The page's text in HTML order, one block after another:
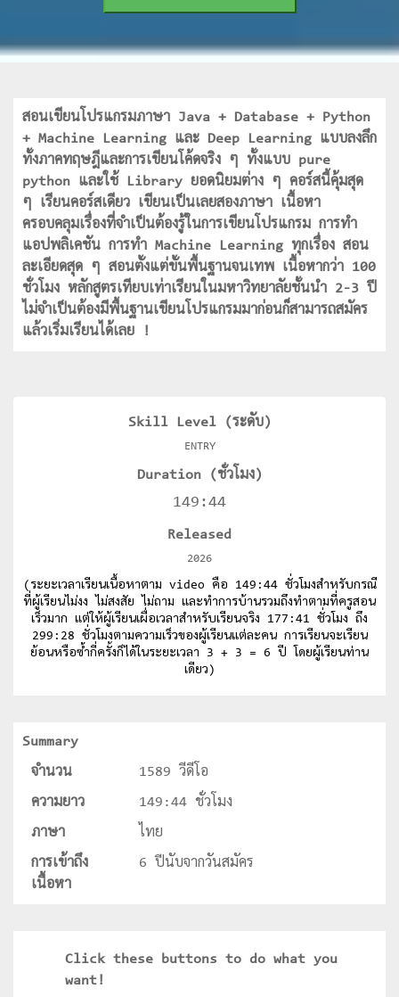
สอนเขียนโปรแกรมภาษา Java + Database + Python
+ Machine Learning และ Deep Learning แบบลงลึก
ทั้งภาคทฤษฎีและการเขียนโค้ดจริง ๆ ทั้งแบบ pure
python และใช้ Library ยอดนิยมต่าง ๆ คอร์สนี้คุ้มสุด
ๆ เรียนคอร์สเดียว เขียนเป็นเลยสองภาษา เนื้อหา
ครอบคลุมเรื่องที่จำเป็นต้องรู้ในการเขียนโปรแกรม การทำ
แอปพลิเคชัน การทำ Machine Learning ทุกเรื่อง สอน
ละเอียดสุด ๆ สอนตั้งแต่ขั้นพื้นฐานจนเทพ เนื้อหากว่า 100
ชั่วโมง หลักสูตรเทียบเท่าเรียนในมหาวิทยาลัยชั้นนำ 2-3 ปี
ไม่จำเป็นต้องมีพื้นฐานเขียนโปรแกรมมาก่อนก็สามารถสมัคร
แล้วเริ่มเรียนได้เลย !
Skill Level (ระดับ)
ENTRY
Duration (ชั่วโมง)
149:44
Released
2026
(ระยะเวลาเรียนเนื้อหาตาม video คือ 149:44 ชั่วโมงสำหรับกรณี
ที่ผู้เรียนไม่งง ไม่สงสัย ไม่ถาม และทำการบ้านรวมถึงทำตามที่ครูสอน
เร็วมาก แต่ให้ผู้เรียนเผื่อเวลาสำหรับเรียนจริง 177:41 ชั่วโมง ถึง
299:28 ชั่วโมงตามความเร็วของผู้เรียนแต่ละคน การเรียนจะเรียน
ย้อนหรือซ้ำกี่ครั้งก็ได้ในระยะเวลา 3 + 3 = 6 ปี โดยผู้เรียนท่าน
เดียว)
Summary
จำนวน 1589 วีดีโอ
ความยาว 149:44 ชั่วโมง
ภาษา ไทย
การเข้าถึง
เนื้อหา
6 ปีนับจากวันสมัคร
Click these buttons to do what you
want!